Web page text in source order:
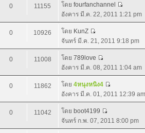
0 11155 โดย fourfanchannel
อังคาร มี.ค. 22, 2011 1:21 pm
0 10926 โดย KunZ
จันทร์ มี.ค. 21, 2011 9:18 pm
0 11008 โดย 789love
อังคาร มี.ค. 08, 2011 1:04 am
0 11862 โดย 4หนุงหนิง4
อังคาร มี.ค. 01, 2011 12:39 am
0 11042 โดย boot4199
จันทร์ ก.พ. 07, 2011 8:00 pm